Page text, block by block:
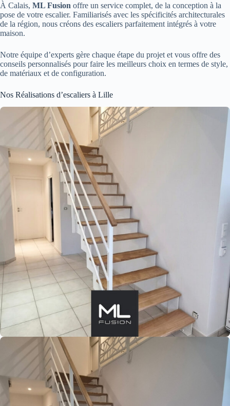
À Calais, ML Fusion offre un service complet, de la conception à la
pose de votre escalier. Familiarisés avec les spécificités architecturales
de la région, nous créons des escaliers parfaitement intégrés à votre
maison.
Notre équipe d’experts gère chaque étape du projet et vous offre des
conseils personnalisés pour faire les meilleurs choix en termes de style,
de matériaux et de configuration.
Nos Réalisations d’escaliers à Lille